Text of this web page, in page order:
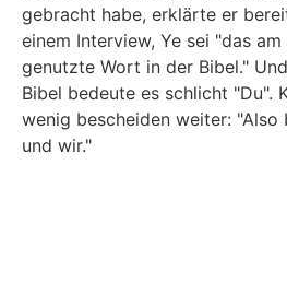
gebracht habe, erklärte er
einem Interview, Ye sei "das
genutzte Wort in der Bibel."
Bibel bedeute es schlicht "Du".
wenig bescheiden weiter: "Also
und wir."